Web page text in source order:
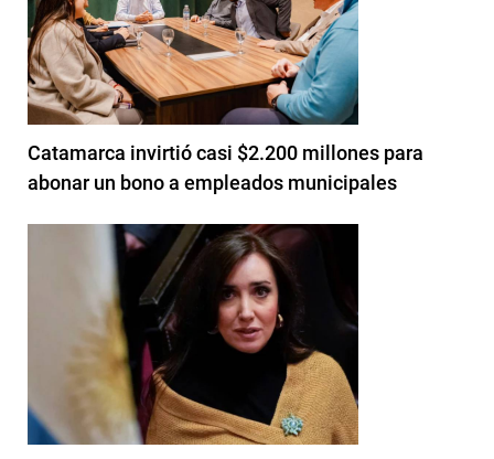
Catamarca invirtió casi $2.200 millones para
abonar un bono a empleados municipales